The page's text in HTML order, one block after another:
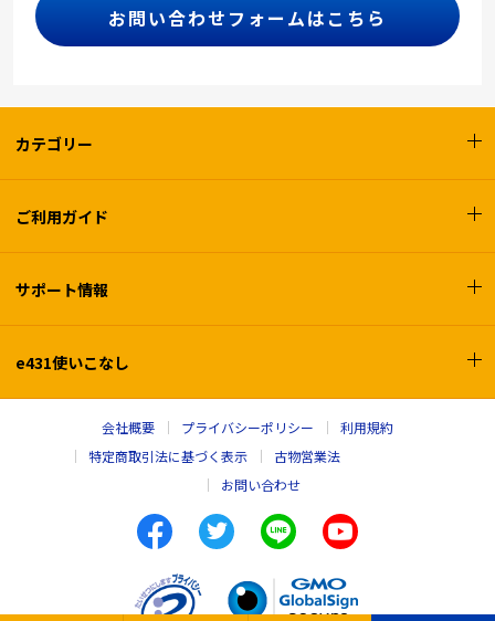
お問い合わせフォームはこちら
カテゴリー
ご利用ガイド
サポート情報
e431使いこなし
会社概要 プライバシーポリシー
利用規約
特定商取引法に基づく表示
古物営業法
お問い合わせ